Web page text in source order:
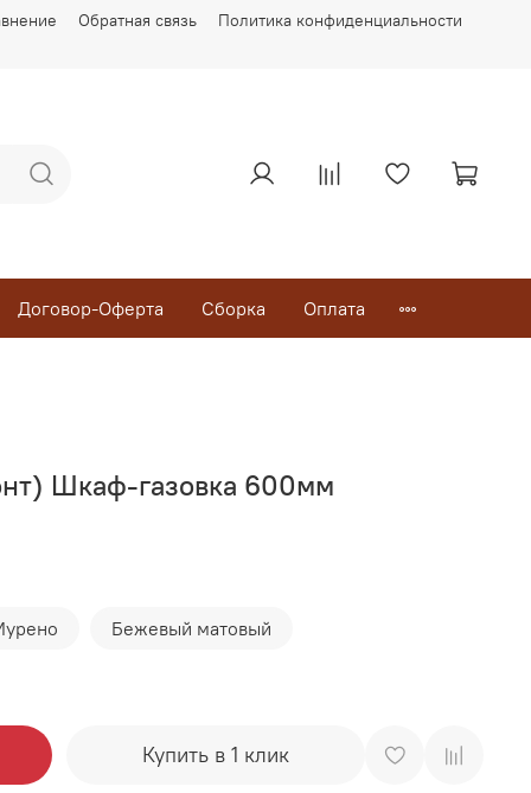
Обратная связь Политика конфиденциальности
Договор-Оферта Сборка Оплата
Шкаф-газовка 600мм
Бежевый матовый
Купить в 1 клик